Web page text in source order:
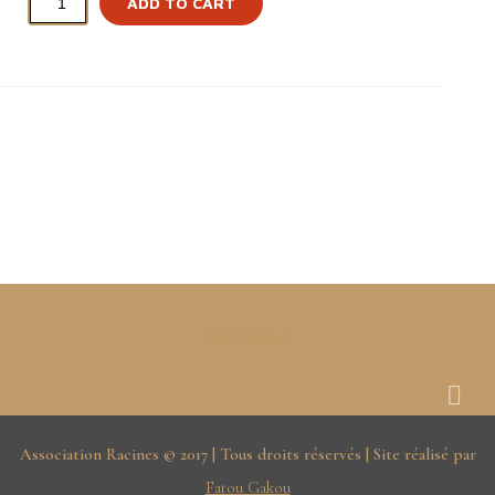
Association Racines © 2017 | Tous droits réservés | Site réalisé par
Fatou Gakou